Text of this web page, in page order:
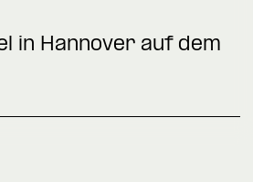
in Hannover auf dem